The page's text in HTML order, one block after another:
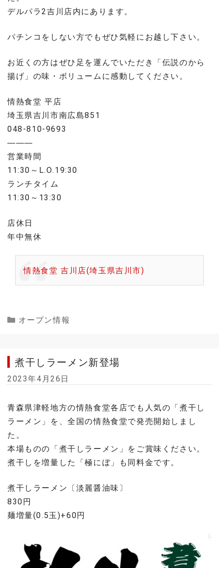
デルパラ2吉川店内にあります。
パチンコをしない方でもぜひ気軽にお越し下さい。
お近くの方はぜひ足を運んでいただき「伝説のから
揚げ」の味・ボリュームに感動してください。
情熱食堂 平店
埼玉県吉川市南広島851
048-810-9693
———
営業時間
11:30～L.O.19:30
ランチタイム
11:30～13:30
店休日
年中無休
情熱食堂 吉川店(埼玉県吉川市)
Categories
オープン情報
煮干しラーメン新登場
2023年4月26日
青森県津軽地方の情熱食堂各店でも人気の「煮干し
ラーメン」を、全国の情熱食堂で発売開始しまし
た。
本場ものの「煮干しラーメン」をご賞味ください。
煮干しを増量した「極にぼ」も同料金です。
煮干しラーメン〔淡麗醤油味〕
830円
麺増量(0.5玉)+60円